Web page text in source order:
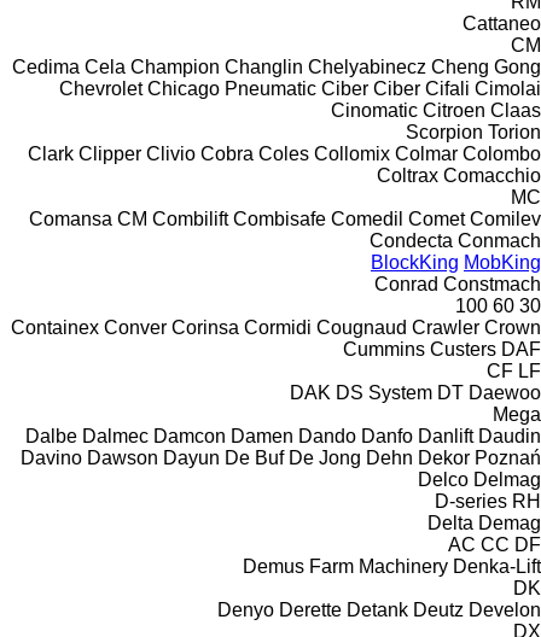
Cattaneo
CM
Cedima Cela Champion Changlin Chelyabinecz Cheng Gong
Chevrolet Chicago Pneumatic Ciber Ciber Cifali Cimolai
Cinomatic Citroen Claas
Scorpion Torion
Clark Clipper Clivio Cobra Coles Collomix Colmar Colombo
Coltrax Comacchio
MC
Comansa CM Combilift Combisafe Comedil Comet Comilev
Condecta Conmach
BlockKing MobKing
Conrad Constmach
30
60
100
Containex Conver Corinsa Cormidi Cougnaud Crawler Crown
Cummins Custers DAF
CF LF
DAK DS System DT Daewoo
Mega
Dalbe Dalmec Damcon Damen Dando Danfo Danlift Daudin
Davino Dawson Dayun De Buf De Jong Dehn Dekor Poznań
Delco Delmag
D-series RH
Delta Demag
AC CC DF
Demus Farm Machinery Denka-Lift
DK
Denyo Derette Detank Deutz Develon
DX